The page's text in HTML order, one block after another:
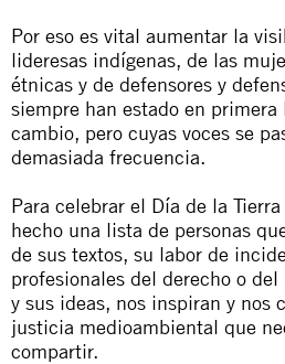
Por eso es vital aumentar la
lideresas indígenas, de las
étnicas y de defensores y
siempre han estado en
cambio, pero cuyas voces se
demasiada frecuencia.
Para celebrar el Día de la
hecho una lista de personas
de sus textos, su labor de
profesionales del derecho o
y sus ideas, nos inspiran y nos
justicia medioambiental que
compartir.